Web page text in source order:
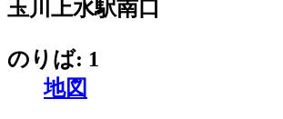
玉川上水駅南口
のりば: 1
地図